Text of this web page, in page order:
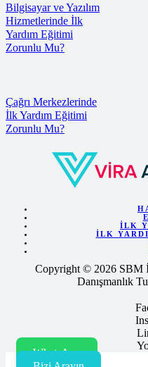
Bilgisayar ve Yazılım
Hizmetlerinde İlk
Yardım Eğitimi
Zorunlu Mu?
Çağrı Merkezlerinde
İlk Yardım Eğitimi
Zorunlu Mu?
İLK
İLK
Copyright © 2026 SBM
Danışmanlık
WhatsApp